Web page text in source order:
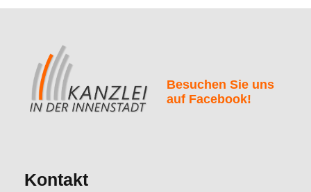
Besuchen Sie uns
auf Facebook!
Kontakt